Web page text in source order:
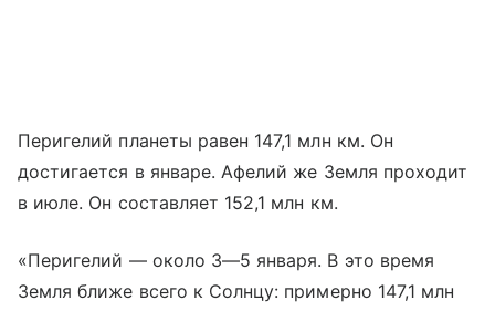
Перигелий планеты равен 147,1 млн км. Он
достигается в январе. Афелий же Земля проходит
в июле. Он составляет 152,1 млн км.
«Перигелий — около 3—5 января. В это время
Земля ближе всего к Солнцу: примерно 147,1 млн